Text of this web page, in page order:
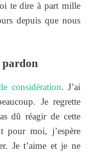
te dire à part mille
depuis que nous
pardon
considération. J’ai
Je regrette
dû réagir de cette
pour moi, j’espère
Je t’aime et je ne